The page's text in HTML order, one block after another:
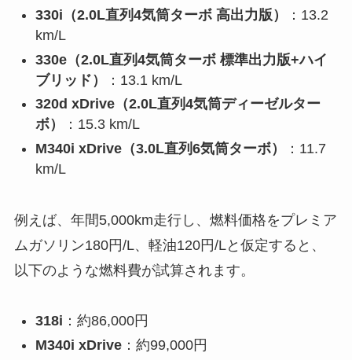
330i（2.0L直列4気筒ターボ 高出力版）
：13.2
km/L
330e（2.0L直列4気筒ターボ 標準出力版+ハイ
ブリッド）
：13.1 km/L
320d xDrive（2.0L直列4気筒ディーゼルター
ボ）
：15.3 km/L
M340i xDrive（3.0L直列6気筒ターボ）
：11.7
km/L
例えば、年間5,000km走行し、燃料価格をプレミア
ムガソリン180円/L、軽油120円/Lと仮定すると、
以下のような燃料費が試算されます。
318i ：約86,000円
M340i xDrive：約99,000円